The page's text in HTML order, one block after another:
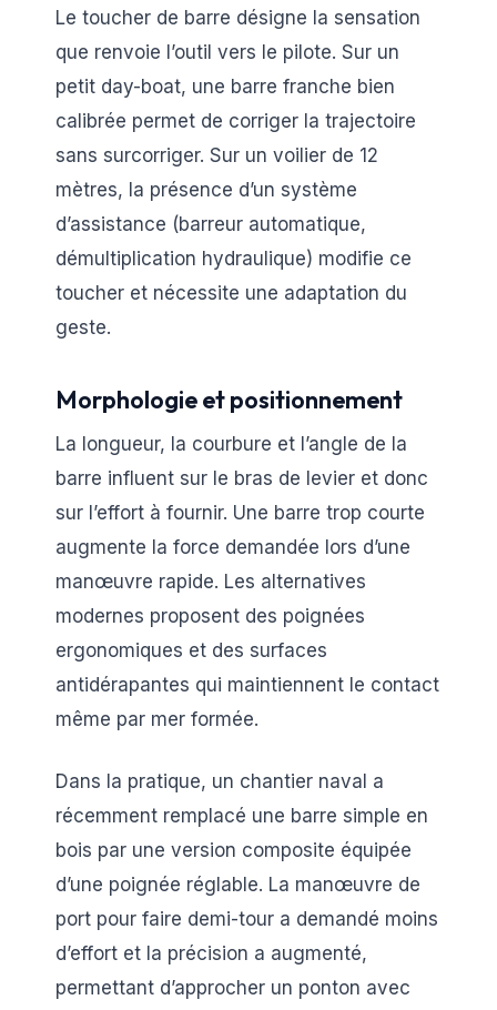
Le toucher de barre désigne la sensation
que renvoie l’outil vers le pilote. Sur un
petit day-boat, une barre franche bien
calibrée permet de corriger la trajectoire
sans surcorriger. Sur un voilier de 12
mètres, la présence d’un système
d’assistance (barreur automatique,
démultiplication hydraulique) modifie ce
toucher et nécessite une adaptation du
geste.
Morphologie et positionnement
La longueur, la courbure et l’angle de la
barre influent sur le bras de levier et donc
sur l’effort à fournir. Une barre trop courte
augmente la force demandée lors d’une
manœuvre rapide. Les alternatives
modernes proposent des poignées
ergonomiques et des surfaces
antidérapantes qui maintiennent le contact
même par mer formée.
Dans la pratique, un chantier naval a
récemment remplacé une barre simple en
bois par une version composite équipée
d’une poignée réglable. La manœuvre de
port pour faire demi-tour a demandé moins
d’effort et la précision a augmenté,
permettant d’approcher un ponton avec